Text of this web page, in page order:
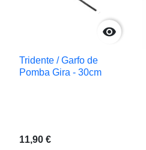

Tridente / Garfo de
Pomba Gira - 30cm
11,90 €